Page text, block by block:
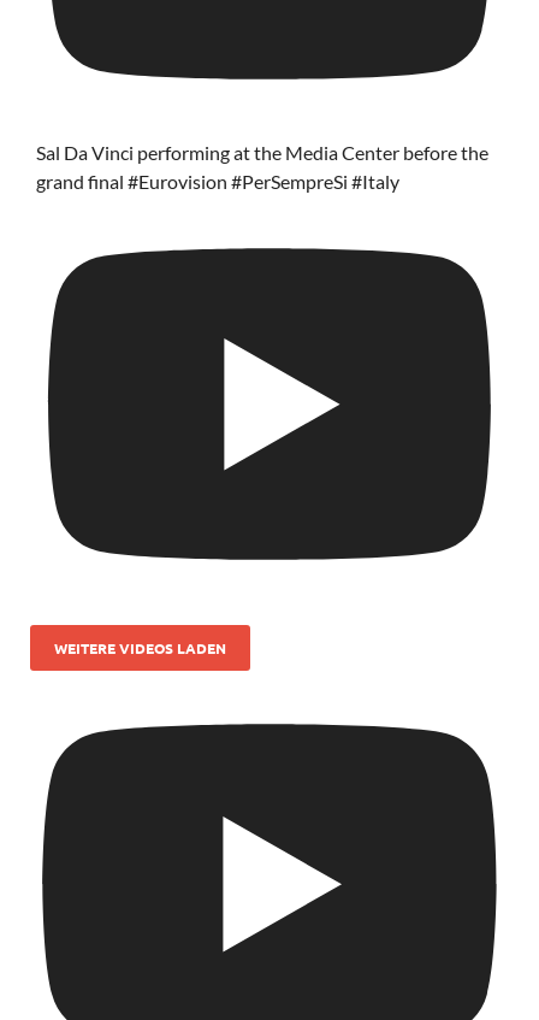
Sal Da Vinci performing at the Media Center before the
grand final #Eurovision #PerSempreSi #Italy
WEITERE VIDEOS LADEN